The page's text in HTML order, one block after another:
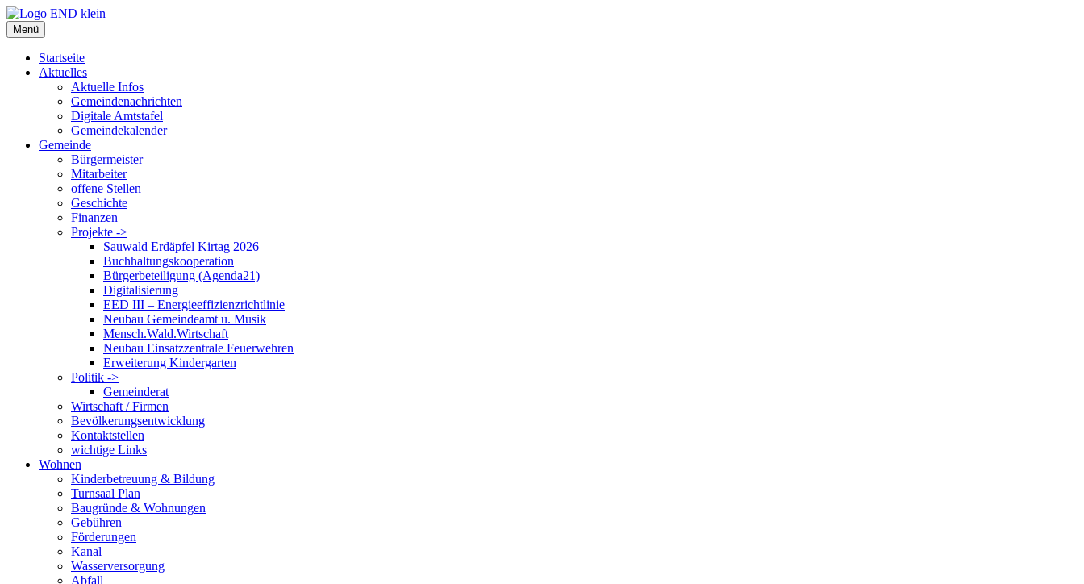
Zum
Inhalt
springen
Menü
Startseite
Aktuelles
Aktuelle Infos
Gemeindenachrichten
Digitale Amtstafel
Gemeindekalender
Gemeinde
Bürgermeister
Mitarbeiter
offene Stellen
Geschichte
Finanzen
Projekte ->
Sauwald Erdäpfel Kirtag 2026
Buchhaltungskooperation
Bürgerbeteiligung (Agenda21)
Digitalisierung
EED III – Energieeffizienzrichtlinie
Neubau Gemeindeamt u. Musik
Mensch.Wald.Wirtschaft
Neubau Einsatzzentrale Feuerwehren
Erweiterung Kindergarten
Politik ->
Gemeinderat
Wirtschaft / Firmen
Bevölkerungsentwicklung
Kontaktstellen
wichtige Links
Wohnen
Kinderbetreuung & Bildung
Turnsaal Plan
Baugründe & Wohnungen
Gebühren
Förderungen
Kanal
Wasserversorgung
Abfall